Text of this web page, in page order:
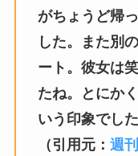
がちょうど帰
した。また別
ート。彼女は
たね。とにか
いう印象でした
（引用元： 週